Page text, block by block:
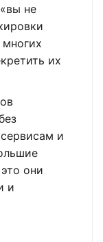
не
их
и
они
и